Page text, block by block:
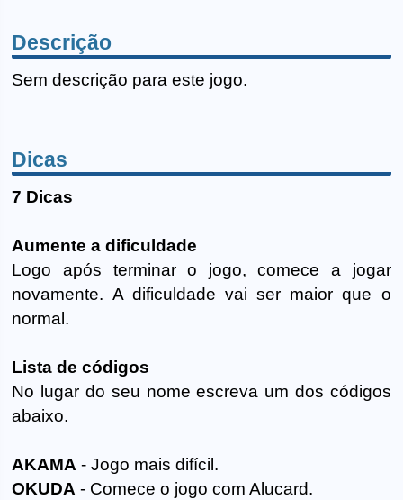
Descrição
Sem descrição para este jogo.
Dicas
7 Dicas
Aumente a dificuldade
Logo após terminar o jogo, comece a jogar
novamente. A dificuldade vai ser maior que o
normal.
Lista de códigos
No lugar do seu nome escreva um dos códigos
abaixo.
AKAMA - Jogo mais difícil.
OKUDA - Comece o jogo com Alucard.